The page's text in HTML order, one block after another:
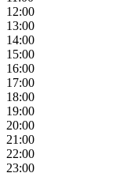
12:00
13:00
14:00
15:00
16:00
17:00
18:00
19:00
20:00
21:00
22:00
23:00